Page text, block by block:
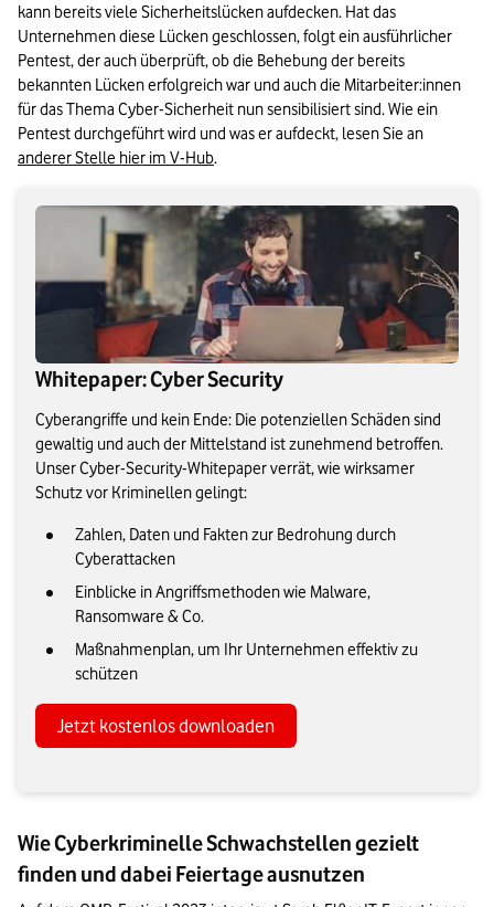
kann bereits viele Sicherheitslücken aufdecken. Hat das
Unternehmen diese Lücken geschlossen, folgt ein ausführlicher
Pentest, der auch überprüft, ob die Behebung der bereits
bekannten Lücken erfolgreich war und auch die Mitarbeiter:innen
für das Thema Cyber-Sicherheit nun sensibilisiert sind. Wie ein
anderer Stelle hier im V-Hub.
Whitepaper: Cyber Security
Cyberangriffe und kein Ende: Die potenziellen Schäden sind
gewaltig und auch der Mittelstand ist zunehmend betroffen.
Unser Cyber-Security-Whitepaper verrät, wie wirksamer
Schutz vor Kriminellen gelingt:
Zahlen, Daten und Fakten zur Bedrohung durch
Cyberattacken
Einblicke in Angriffsmethoden wie Malware,
Ransomware & Co.
Maßnahmenplan, um Ihr Unternehmen effektiv zu
schützen
Jetzt kostenlos downloaden
Wie Cyberkriminelle Schwachstellen gezielt
finden und dabei Feiertage ausnutzen